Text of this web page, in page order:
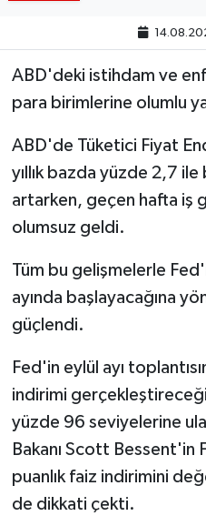
ABD'deki istihdam ve
para birimlerine olumlu
ABD'de Tüketici Fiyat
yıllık bazda yüzde 2,7
artarken, geçen hafta iş
olumsuz geldi.
Tüm bu gelişmelerle
ayında başlayacağına
güçlendi.
Fed'in eylül ayı
indirimi
yüzde 96 seviyelerine
Bakanı Scott
puanlık faiz indirimini
de dikkati çekti.